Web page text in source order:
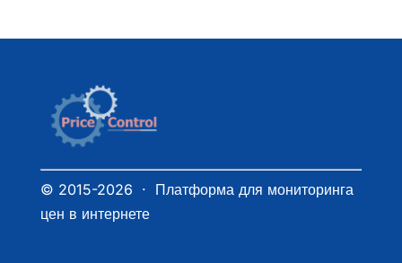
© 2015-2026 · Платформа для мониторинга
цен в интернете